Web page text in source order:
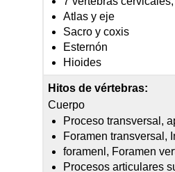
Atlas y eje
Sacro y coxis
Esternón
Hioides
Hitos de vértebras:
Cuerpo
Proceso transversal,
Foramen transversal,
foramenl, Foramen
Procesos articulares